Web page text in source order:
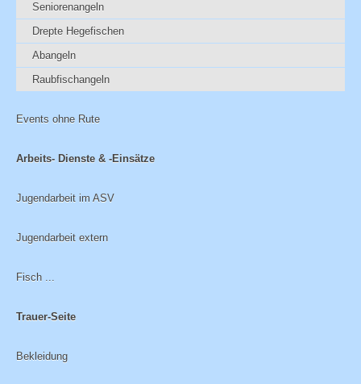
Seniorenangeln
Drepte Hegefischen
Abangeln
Raubfischangeln
Events ohne Rute
Arbeits- Dienste & -Einsätze
Jugendarbeit im ASV
Jugendarbeit extern
Fisch ...
Trauer-Seite
Bekleidung